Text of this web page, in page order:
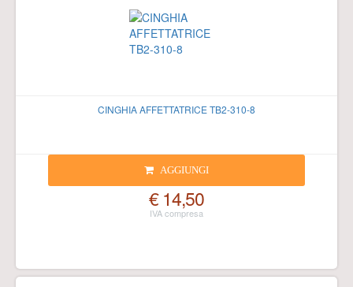
CINGHIA AFFETTATRICE TB2-310-8
AGGIUNGI
€ 14,50